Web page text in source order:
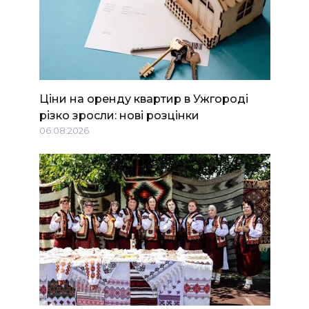
Ціни на оренду квартир в Ужгороді
різко зросли: нові розцінки
06.08.2026